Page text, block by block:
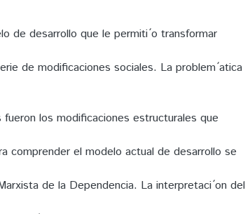
de desarrollo que le permiti ́o transformar
de modificaciones sociales. La problem ́atica
los modificaciones estructurales que
comprender el modelo actual de desarrollo se
de la Dependencia. La interpretaci ́on del